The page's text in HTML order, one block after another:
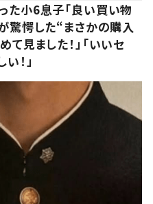
た小6息子「良い買い物
驚愕した“まさかの購入
見ました！」「いいセ
！」